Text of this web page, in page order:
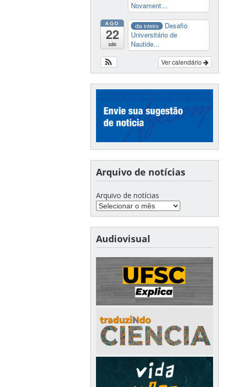
Novament...
AGO
22
sáb
dia inteiro
Desafio
Universitário de
Nautide...
Ver calendário
Arquivo de notícias
Arquivo de notícias
Audiovisual